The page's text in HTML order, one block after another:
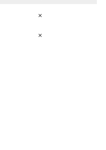
×
×